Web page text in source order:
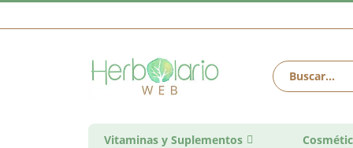
Vitaminas y Suplementos